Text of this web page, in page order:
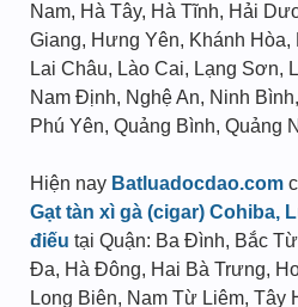
Nam, Hà Tây, Hà Tĩnh, Hải
Giang, Hưng Yên, Khánh Hòa,
Lai Châu, Lào Cai, Lạng Sơn,
Nam Định, Nghệ An, Ninh
Phú Yên, Quảng Bình, Quảng
Hiện nay Batluadocdao.com
Gạt tàn xì gà (cigar) Cohiba,
điếu tại Quận: Ba Đình, Bắc
Đa, Hà Đông, Hai Bà Trưng,
Long Biên, Nam Từ Liêm, Tây